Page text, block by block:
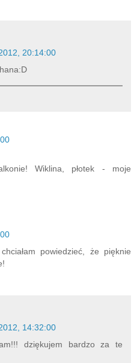
20:14:00
Wiklina, płotek - moje
powiedzieć, że pięknie
14:32:00
dziękujem bardzo za te